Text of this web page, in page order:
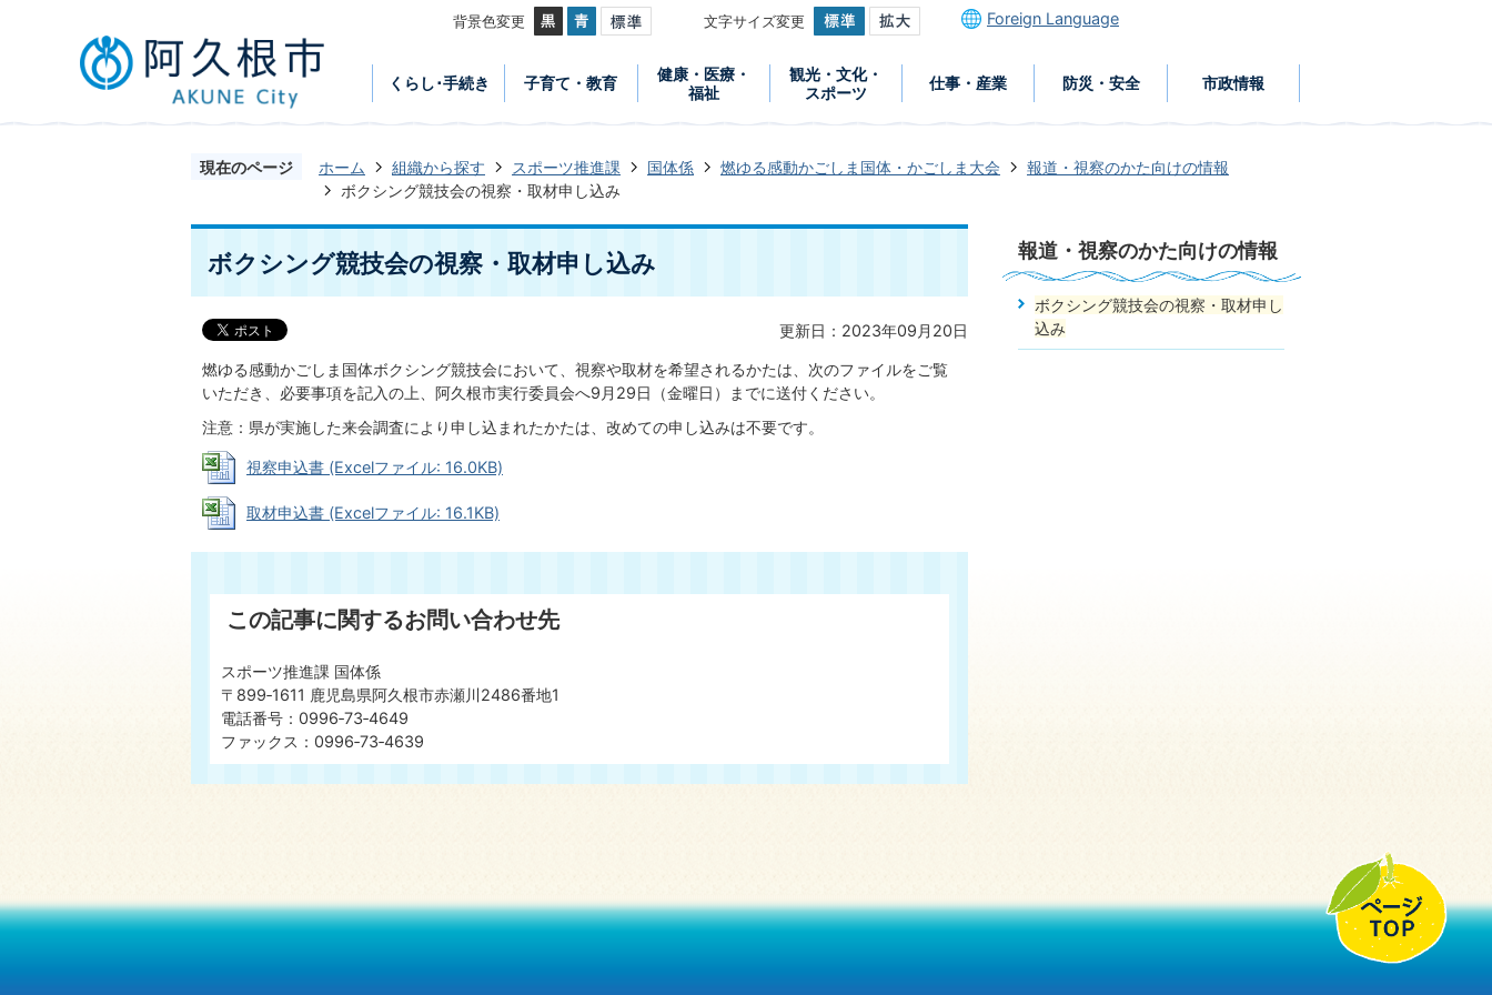
背景色変更 文字サイズ変更 Foreign Language
くらし･手続き 子育て・教育
健康・医療・
福祉
観光・文化・
スポーツ
仕事・産業 防災・安全 市政情報
現在のページ ホーム 組織から探す スポーツ推進課 国体係 燃ゆる感動かごしま国体・かごしま大会
報道・視察のかた向けの情報
ボクシング競技会の視察・取材申し込み
ボクシング競技会の視察・取材申し込み
更新日：2023年09月20日
燃ゆる感動かごしま国体ボクシング競技会において、視察や取材を希望されるかたは、次のファイルをご覧
いただき、必要事項を記入の上、阿久根市実行委員会へ9月29日（金曜日）までに送付ください。
注意：県が実施した来会調査により申し込まれたかたは、改めての申し込みは不要です。
視察申込書 (Excelファイル: 16.0KB)
取材申込書 (Excelファイル: 16.1KB)
この記事に関するお問い合わせ先
スポーツ推進課 国体係
〒899‐1611 鹿児島県阿久根市赤瀬川2486番地1
電話番号：0996‐73‐4649
ファックス：0996‐73‐4639
報道・視察のかた向けの情報
ボクシング競技会の視察・取材申し
込み